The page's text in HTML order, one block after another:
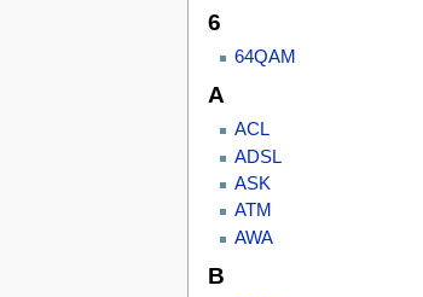
6
64QAM
A
ACL
ADSL
ASK
ATM
AWA
B